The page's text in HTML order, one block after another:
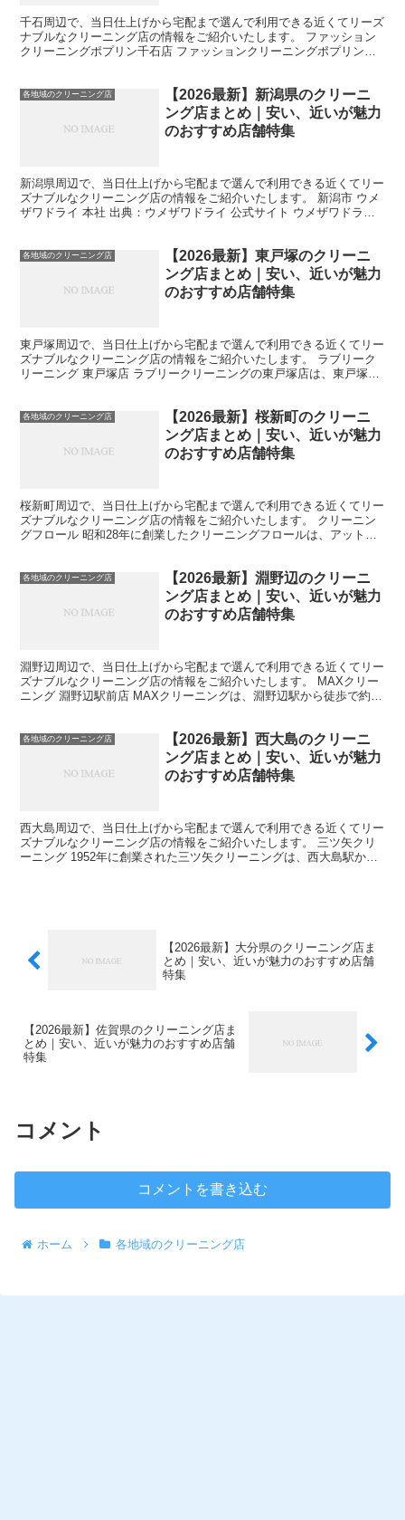
千石周辺で、当日仕上げから宅配まで選んで利用できる近くてリーズ
ナブルなクリーニング店の情報をご紹介いたします。 ファッション
クリーニングポプリン千石店 ファッションクリーニングポプリン
各地域のクリーニング店
【2026最新】新潟県のクリーニ
ング店まとめ｜安い、近いが魅力
のおすすめ店舗特集
新潟県周辺で、当日仕上げから宅配まで選んで利用できる近くてリー
ズナブルなクリーニング店の情報をご紹介いたします。 新潟市 ウメ
ザワドライ 本社 出典：ウメザワドライ 公式サイト ウメザワドライ
各地域のクリーニング店
【2026最新】東戸塚のクリーニ
ング店まとめ｜安い、近いが魅力
のおすすめ店舗特集
東戸塚周辺で、当日仕上げから宅配まで選んで利用できる近くてリー
ズナブルなクリーニング店の情報をご紹介いたします。 ラブリーク
リーニング 東戸塚店 ラブリークリーニングの東戸塚店は、東戸塚駅
各地域のクリーニング店
【2026最新】桜新町のクリーニ
ング店まとめ｜安い、近いが魅力
のおすすめ店舗特集
桜新町周辺で、当日仕上げから宅配まで選んで利用できる近くてリー
ズナブルなクリーニング店の情報をご紹介いたします。 クリーニン
グフロール 昭和28年に創業したクリーニングフロールは、アットホ
各地域のクリーニング店
【2026最新】淵野辺のクリーニ
ング店まとめ｜安い、近いが魅力
のおすすめ店舗特集
淵野辺周辺で、当日仕上げから宅配まで選んで利用できる近くてリー
ズナブルなクリーニング店の情報をご紹介いたします。 MAXクリー
ニング 淵野辺駅前店 MAXクリーニングは、淵野辺駅から徒歩で約7
各地域のクリーニング店
【2026最新】西大島のクリーニ
ング店まとめ｜安い、近いが魅力
のおすすめ店舗特集
西大島周辺で、当日仕上げから宅配まで選んで利用できる近くてリー
ズナブルなクリーニング店の情報をご紹介いたします。 三ツ矢クリ
ーニング 1952年に創業された三ツ矢クリーニングは、西大島駅から
【2026最新】大分県のクリーニング店ま
とめ｜安い、近いが魅力のおすすめ店舗
特集
【2026最新】佐賀県のクリーニング店ま
とめ｜安い、近いが魅力のおすすめ店舗
特集
コメント
コメントを書き込む
ホーム 各地域のクリーニング店